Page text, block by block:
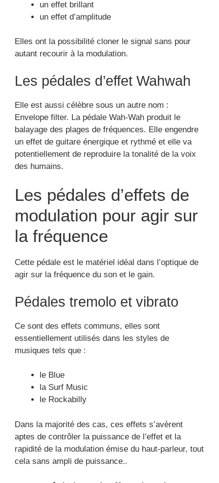
Les pédales d’effets de
modulation pour agir sur
agir sur la fréquence du son et le gain.
Pédales tremolo et vibrato
Ce sont des effets communs, elles sont
essentiellement utilisés dans les styles de
le Blue
la Surf Music
le Rockabilly
aptes de contrôler la puissance de l’effet et la
rapidité de la modulation émise du haut-parleur, tout
Les pédales d’effet de chorus
et de flanger
les amateurs de guitares. Leurs émissions de
fréquences permettront néanmoins de les
différencier. L’effet chorus génère un son intégral
descendantes.
Cependant pour ces deux possibilités, l’authenticité
du signal est préservée et dupliqué en utilisant un